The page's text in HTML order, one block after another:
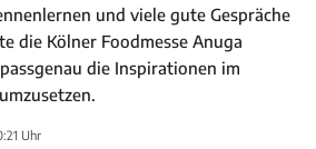
und viele gute Gespräche
die Kölner Foodmesse Anuga
die Inspirationen im
Uhr